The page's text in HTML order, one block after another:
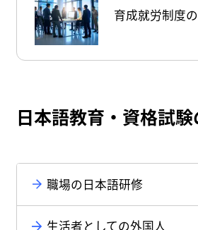
育成就労制度
日本語教育・資格試
職場の日本語研修
生活者としての外国人